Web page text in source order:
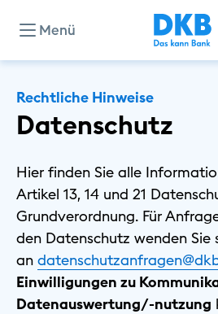
Menü
Unternehmen
Investor Relations
Privat
Geschäftlich
Rechtliche Hinweise
Datenschutz
Hier finden Sie alle
Artikel 13, 14 und 21
Grundverordnung. Für
den Datenschutz wenden Sie
an
Einwilligungen zu
Datenauswertung/-nutzung